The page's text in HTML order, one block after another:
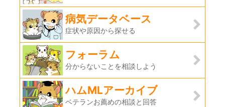
病気データベース
症状や原因から探せる
フォーラム
分からないことを相談しよう
ハムMLアーカイブ
ベテランお薦めの相談と回答